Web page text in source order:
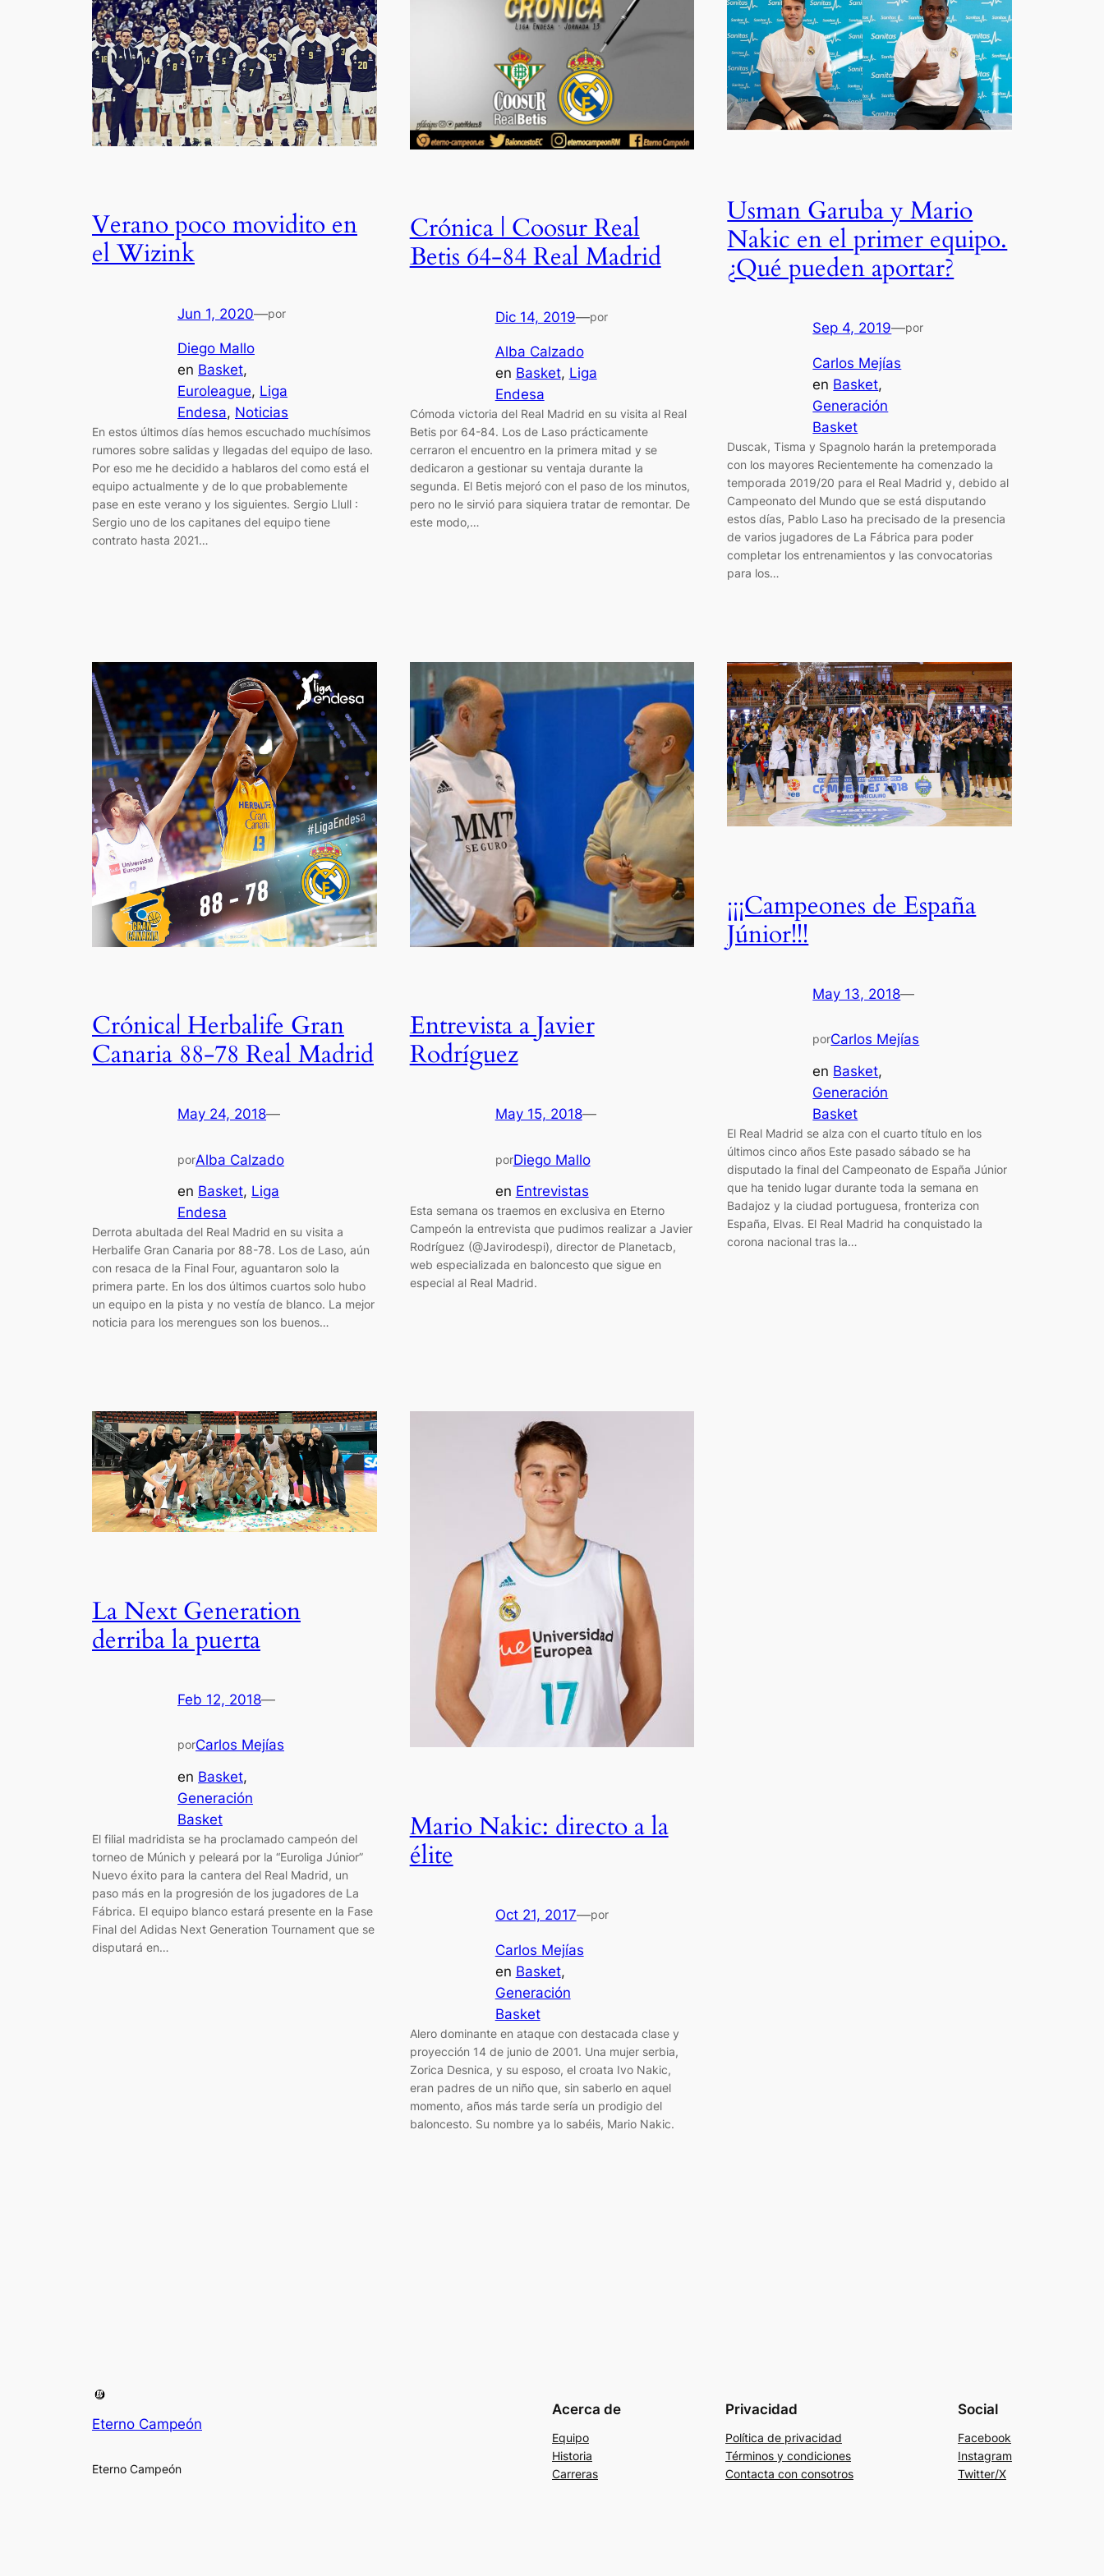
Verano poco movidito en
el Wizink
Jun 1, 2020—por
Diego Mallo
en Basket
Euroleague, Liga
Endesa, Noticias
En estos últimos días hemos escuchado muchísimos
rumores sobre salidas y llegadas del equipo de laso.
Por eso me he decidido a hablaros del como está el
equipo actualmente y de lo que probablemente
pase en este verano y los siguientes. Sergio Llull :
Sergio uno de los capitanes del equipo tiene
contrato hasta 2021…
Crónica | Coosur Real
Betis 64-84 Real Madrid
Dic 14, 2019—por
Alba Calzado
en Basket, Liga
Endesa
Cómoda victoria del Real Madrid en su visita al Real
Betis por 64-84. Los de Laso prácticamente
cerraron el encuentro en la primera mitad y se
dedicaron a gestionar su ventaja durante la
segunda. El Betis mejoró con el paso de los minutos,
pero no le sirvió para siquiera tratar de remontar. De
este modo,…
Usman Garuba y Mario
Nakic en el primer equipo.
¿Qué pueden aportar?
Sep 4, 2019—por
Carlos Mejías
en Basket
Generación
Basket
Duscak, Tisma y Spagnolo harán la pretemporada
con los mayores Recientemente ha comenzado la
temporada 2019/20 para el Real Madrid y, debido al
Campeonato del Mundo que se está disputando
estos días, Pablo Laso ha precisado de la presencia
de varios jugadores de La Fábrica para poder
completar los entrenamientos y las convocatorias
para los…
Crónica| Herbalife Gran
Canaria 88-78 Real Madrid
May 24, 2018—
porAlba Calzado
en Basket, Liga
Endesa
Derrota abultada del Real Madrid en su visita a
Herbalife Gran Canaria por 88-78. Los de Laso, aún
con resaca de la Final Four, aguantaron solo la
primera parte. En los dos últimos cuartos solo hubo
un equipo en la pista y no vestía de blanco. La mejor
noticia para los merengues son los buenos…
Entrevista a Javier
Rodríguez
May 15, 2018—
porDiego Mallo
en Entrevistas
Esta semana os traemos en exclusiva en Eterno
Campeón la entrevista que pudimos realizar a Javier
Rodríguez (@Javirodespi), director de Planetacb,
web especializada en baloncesto que sigue en
especial al Real Madrid.
¡¡¡Campeones de España
Júnior!!!
May 13, 2018—
porCarlos Mejías
en Basket
Generación
Basket
El Real Madrid se alza con el cuarto título en los
últimos cinco años Este pasado sábado se ha
disputado la final del Campeonato de España Júnior
que ha tenido lugar durante toda la semana en
Badajoz y la ciudad portuguesa, fronteriza con
España, Elvas. El Real Madrid ha conquistado la
corona nacional tras la…
La Next Generation
derriba la puerta
Feb 12, 2018—
porCarlos Mejías
en Basket
Generación
Basket
El filial madridista se ha proclamado campeón del
torneo de Múnich y peleará por la “Euroliga Júnior”
Nuevo éxito para la cantera del Real Madrid, un
paso más en la progresión de los jugadores de La
Fábrica. El equipo blanco estará presente en la Fase
Final del Adidas Next Generation Tournament que se
disputará en…
Mario Nakic: directo a la
élite
Oct 21, 2017—por
Carlos Mejías
en Basket
Generación
Basket
Alero dominante en ataque con destacada clase y
proyección 14 de junio de 2001. Una mujer serbia,
Zorica Desnica, y su esposo, el croata Ivo Nakic,
eran padres de un niño que, sin saberlo en aquel
momento, años más tarde sería un prodigio del
baloncesto. Su nombre ya lo sabéis, Mario Nakic.
Eterno Campeón
Eterno Campeón
Acerca de
Equipo
Historia
Carreras
Privacidad
Política de privacidad
Términos y condiciones
Contacta con consotros
Social
Facebook
Instagram
Twitter/X